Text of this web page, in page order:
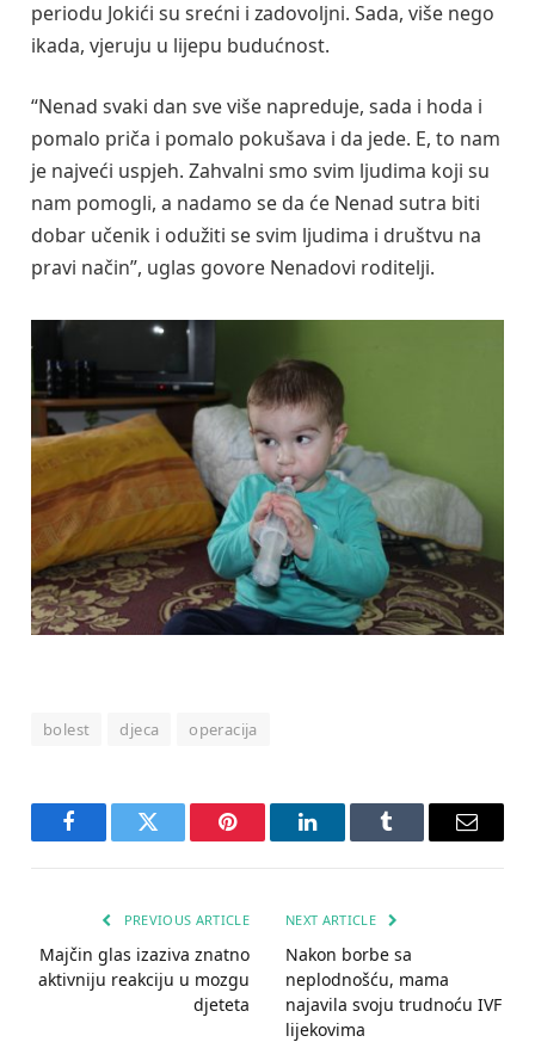
periodu Jokići su srećni i zadovoljni. Sada, više nego
ikada, vjeruju u lijepu budućnost.
“Nenad svaki dan sve više napreduje, sada i hoda i
pomalo priča i pomalo pokušava i da jede. E, to nam
je najveći uspjeh. Zahvalni smo svim ljudima koji su
nam pomogli, a nadamo se da će Nenad sutra biti
dobar učenik i odužiti se svim ljudima i društvu na
pravi način”, uglas govore Nenadovi roditelji.
bolest djeca operacija
FacebookTwitter Pinterest LinkedInTumblr Email
PREVIOUS ARTICLE
Majčin glas izaziva znatno
aktivniju reakciju u mozgu
djeteta
NEXT ARTICLE
Nakon borbe sa
neplodnošću, mama
najavila svoju trudnoću IVF
lijekovima